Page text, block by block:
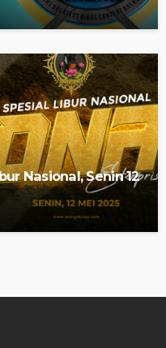
Nasional, Senin 12